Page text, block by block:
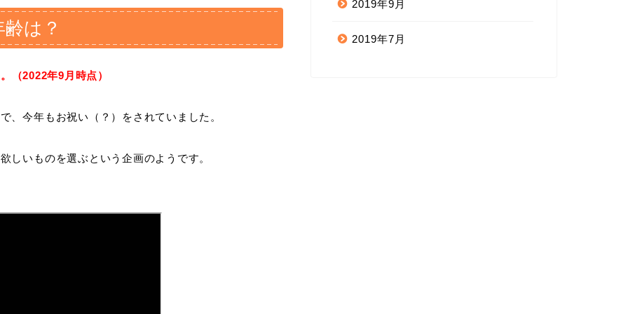
は？
（2022年9月時点）
、今年もお祝い（？）をされていました。
しいものを選ぶという企画のようです。
2019年9月
2019年7月